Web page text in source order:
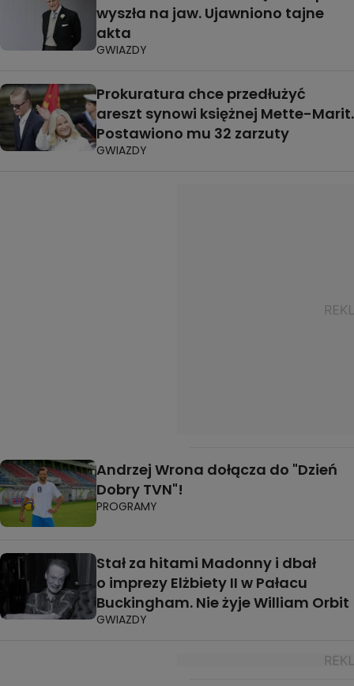
wyszła na jaw. Ujawniono tajne
akta
GWIAZDY
Prokuratura chce przedłużyć
areszt synowi księżnej Mette-Marit.
Postawiono mu 32 zarzuty
GWIAZDY
Andrzej Wrona dołącza do "Dzień
Dobry TVN"!
PROGRAMY
Stał za hitami Madonny i dbał
o imprezy Elżbiety II w Pałacu
Buckingham. Nie żyje William Orbit
GWIAZDY